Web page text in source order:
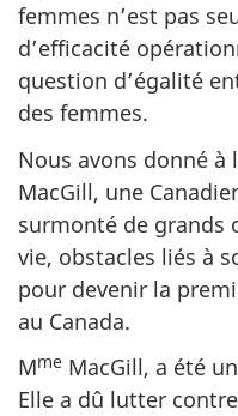
femmes n’est pas
d’efficacité
question d’égalité
des femmes.
Nous avons donné à
MacGill, une
surmonté de grands
vie, obstacles liés à
pour devenir la
au Canada.
Mme MacGill, a été
Elle a dû lutter